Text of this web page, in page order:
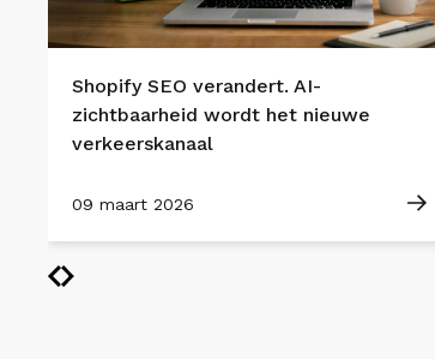
Shopify SEO verandert. AI-
zichtbaarheid wordt het nieuwe
verkeerskanaal
09 maart 2026